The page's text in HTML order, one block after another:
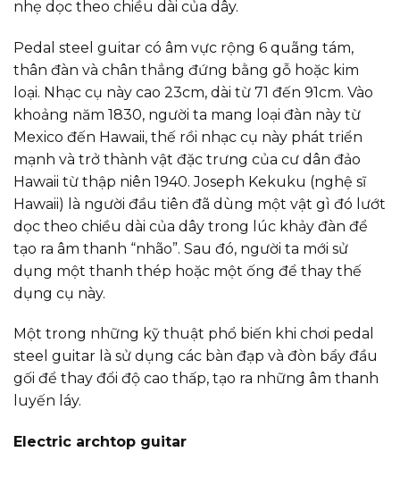
nhẹ dọc theo chiều dài của dây.
Pedal steel guitar có âm vực rộng 6 quãng tám,
thân đàn và chân thẳng đứng bằng gỗ hoặc kim
loại. Nhạc cụ này cao 23cm, dài từ 71 đến 91cm. Vào
khoảng năm 1830, người ta mang loại đàn này từ
Mexico đến Hawaii, thế rồi nhạc cụ này phát triển
mạnh và trở thành vật đặc trưng của cư dân đảo
Hawaii từ thập niên 1940. Joseph Kekuku (nghệ sĩ
Hawaii) là người đầu tiên đã dùng một vật gì đó lướt
dọc theo chiều dài của dây trong lúc khảy đàn để
tạo ra âm thanh “nhão”. Sau đó, người ta mới sử
dụng một thanh thép hoặc một ống để thay thế
dụng cụ này.
Một trong những kỹ thuật phổ biến khi chơi pedal
steel guitar là sử dụng các bàn đạp và đòn bẩy đầu
gối để thay đổi độ cao thấp, tạo ra những âm thanh
luyến láy.
Electric archtop guitar